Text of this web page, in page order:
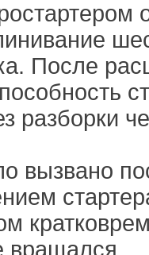
После
разборки
вызвано
вращался.